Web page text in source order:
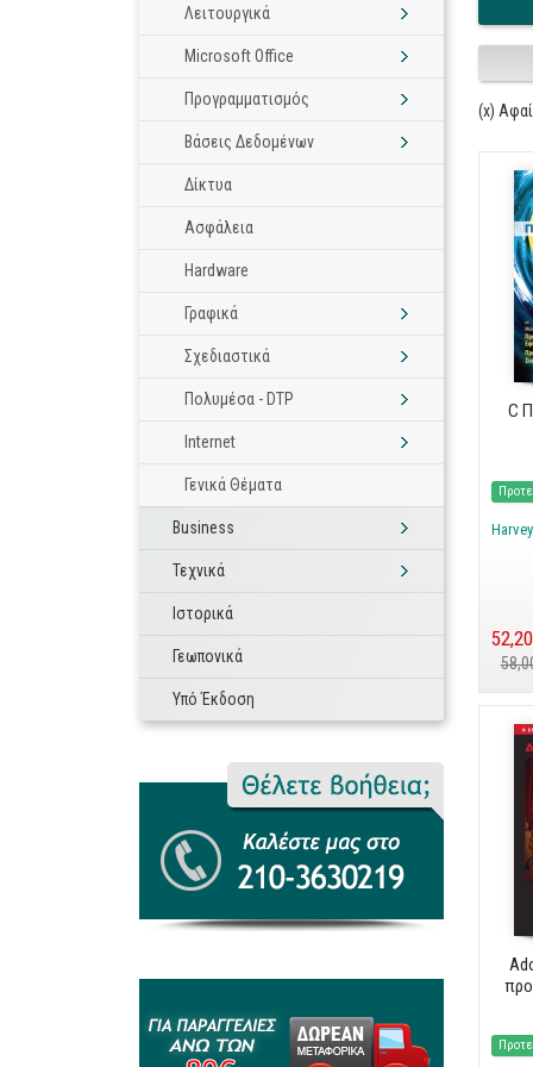
Λειτουργικά
Microsoft Office
Προγραμματισμός
Βάσεις Δεδομένων
Δίκτυα
Ασφάλεια
Hardware
Γραφικά
Σχεδιαστικά
Πολυμέσα - DTP
Internet
Γενικά Θέματα
Business
Τεχνικά
Ιστορικά
Γεωπονικά
Υπό Έκδοση
(x)
C